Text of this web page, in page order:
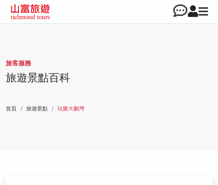
旅客服務
旅遊景點百科
首頁 旅遊景點 玩樂大鵬灣